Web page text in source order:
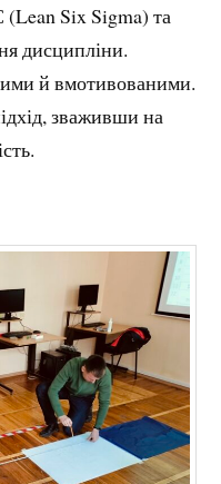
(Lean Six Sigma) та
дисципліни.
й вмотивованими.
зваживши на